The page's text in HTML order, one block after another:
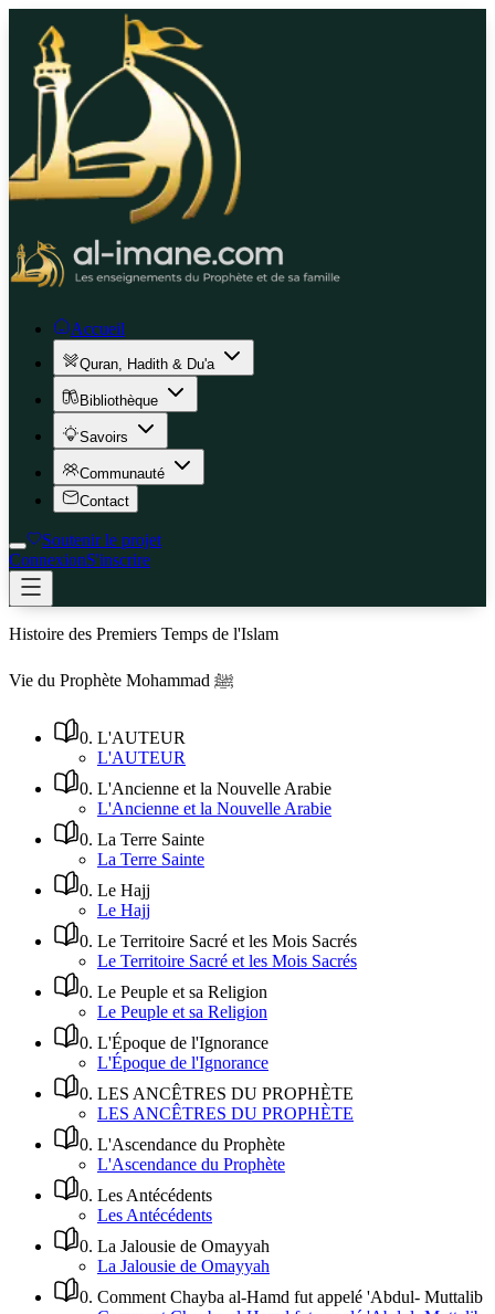
Accueil
Quran, Hadith & Du'a
Bibliothèque
Savoirs
Communauté
Contact
Soutenir le projet
ConnexionS'inscrire
Histoire des Premiers Temps de l'Islam
Vie du Prophète Mohammad ﷺ
0. L'AUTEUR
L'AUTEUR
0. L'Ancienne et la Nouvelle Arabie
L'Ancienne et la Nouvelle Arabie
0. La Terre Sainte
La Terre Sainte
0. Le Hajj
Le Hajj
0. Le Territoire Sacré et les Mois Sacrés
Le Territoire Sacré et les Mois Sacrés
0. Le Peuple et sa Religion
Le Peuple et sa Religion
0. L'Époque de l'Ignorance
L'Époque de l'Ignorance
0. LES ANCÊTRES DU PROPHÈTE
LES ANCÊTRES DU PROPHÈTE
0. L'Ascendance du Prophète
L'Ascendance du Prophète
0. Les Antécédents
Les Antécédents
0. La Jalousie de Omayyah
La Jalousie de Omayyah
0. Comment Chayba al-Hamd fut appelé 'Abdul- Muttalib